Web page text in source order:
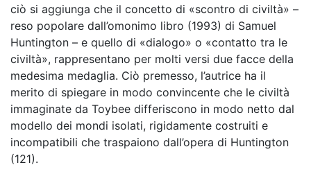
ciò si aggiunga che il concetto di «scontro di civiltà» –
reso popolare dall’omonimo libro (1993) di Samuel
Huntington – e quello di «dialogo» o «contatto tra le
civiltà», rappresentano per molti versi due facce della
medesima medaglia. Ciò premesso, l’autrice ha il
merito di spiegare in modo convincente che le civiltà
immaginate da Toybee differiscono in modo netto dal
modello dei mondi isolati, rigidamente costruiti e
incompatibili che traspaiono dall’opera di Huntington
(121).